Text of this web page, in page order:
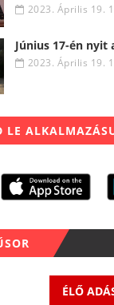
2023. Április 19.
Június 17-én nyit
2023. Április 19.
LE
ÉLŐ